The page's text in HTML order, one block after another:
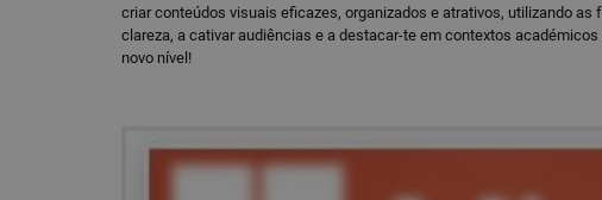
criar conteúdos visuais eficazes, organizados e atrativos, utilizando
clareza, a cativar audiências e a destacar-te em contextos
novo nível!